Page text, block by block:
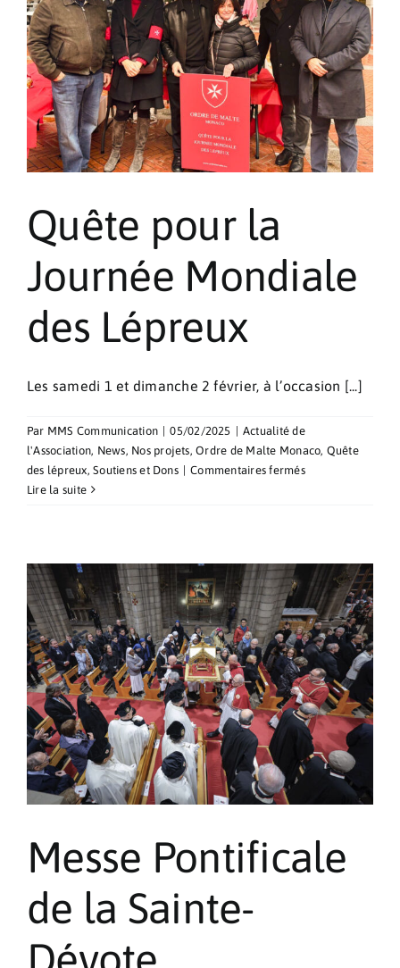
Thoracique
de
Monaco
Quête pour la
Journée Mondiale
des Lépreux
Les samedi 1 et dimanche 2 février, à l’occasion [...]
Par MMS Communication 05/02/2025
Actualité de
l'Association, News, Nos projets,Ordre de Malte Monaco, Quête
des lépreux,Soutiens et Dons Commentaires ferméssur
Mondiale
des
Lépreux
Lire la suite
Messe Pontificale
de la Sainte-